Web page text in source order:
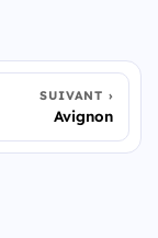
SUIVANT
Avignon